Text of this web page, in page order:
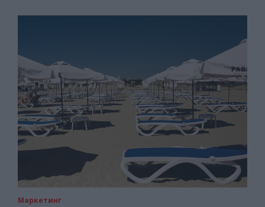
Маркетинг